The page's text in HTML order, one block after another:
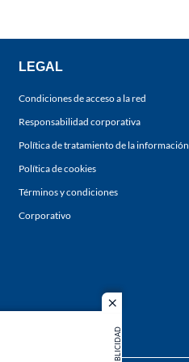
close
PUBLICIDAD
LEGAL
Condiciones de acceso a la red
Responsabilidad corporativa
Política de tratamiento de la información
Política de cookies
Términos y condiciones
Corporativo